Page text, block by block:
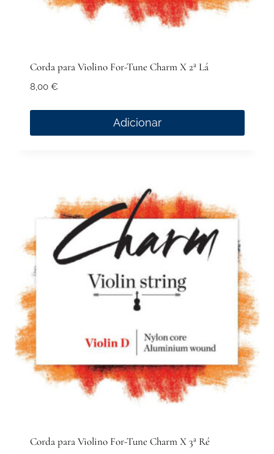
Corda para Violino For-Tune Charm X 2ª Lá
8,00 €
Adicionar
Corda para Violino For-Tune Charm X 3ª Ré